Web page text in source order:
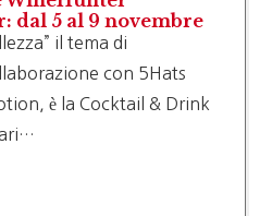
dal 5 al 9 novembre
il tema di
con 5Hats
è la Cocktail & Drink